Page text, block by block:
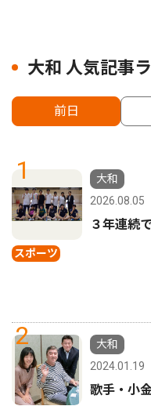
大和 人気記事
前日
1
スポーツ
大和
2026.08.05
３年連続
2
大和
2024.01.19
歌手・小